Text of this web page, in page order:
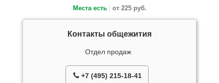
Места есть от 225 руб.
Контакты общежития
Отдел продаж
+7 (495) 215-18-41